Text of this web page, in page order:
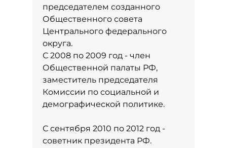
председателем созданного
Общественного совета
Центрального федерального
округа.
С 2008 по 2009 год - член
Общественной палаты РФ,
заместитель председателя
Комиссии по социальной и
демографической политике.
С сентября 2010 по 2012 год -
советник президента РФ.